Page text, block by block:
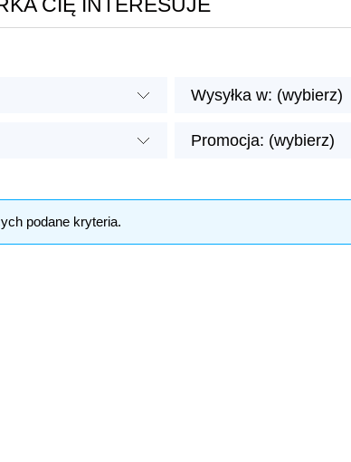
CIĘ INTERESUJE
Wysyłka w: (wybierz)
Promocja: (wybierz)
podane kryteria.